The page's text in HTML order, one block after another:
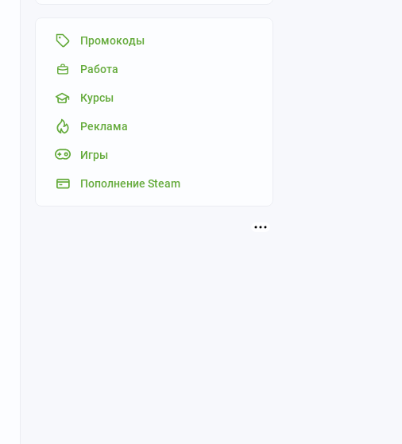
Промокоды
Работа
Курсы
Реклама
Игры
Пополнение Steam